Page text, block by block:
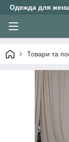
Одежда для
Товари та